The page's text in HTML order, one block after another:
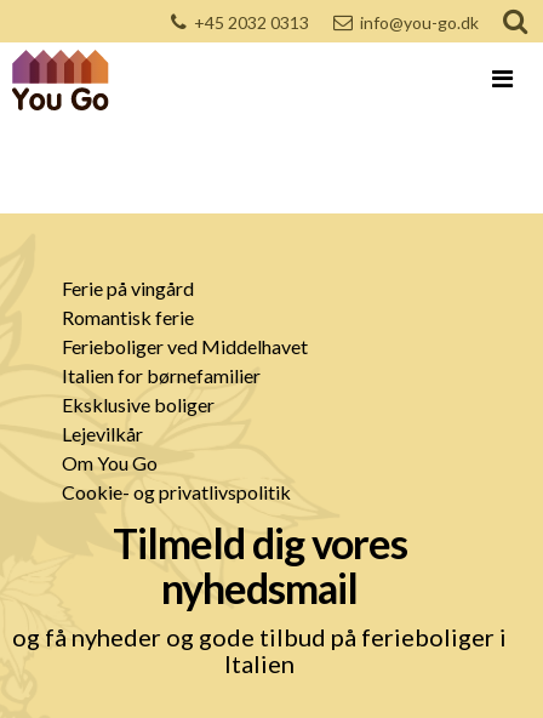
+45 2032 0313 info@you-go.dk
Ferie på vingård
Romantisk ferie
Ferieboliger ved Middelhavet
Italien for børnefamilier
Eksklusive boliger
Lejevilkår
Om You Go
Cookie- og privatlivspolitik
Tilmeld dig vores
nyhedsmail
og få nyheder og gode tilbud på ferieboliger i
Italien